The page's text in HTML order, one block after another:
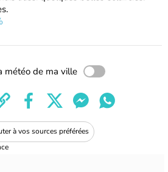
météo de ma ville
à vos sources préférées